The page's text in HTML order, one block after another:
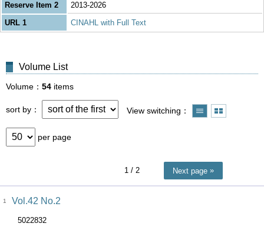
Reserve Item 2
2013-2026
URL 1
CINAHL with Full Text
Volume List
Volume 54 items
sort by View switching
per page
1 / 2 Next page
1 Vol.42 No.2
5022832